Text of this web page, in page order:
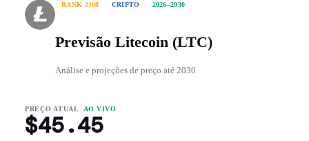
RANK #100 CRIPTO 2026–2030
Previsão Litecoin (LTC)
Análise e projeções de preço até 2030
PREÇO ATUAL AO VIVO
$45.45